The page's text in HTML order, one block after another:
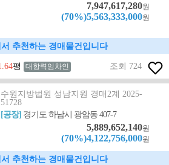
7,947,617,280원
(70%)5,563,333,000원
추천하는 경매물건입니다
평 대항력임차인 조회 724
수원지방법원 성남지원 경매2계 2025-
51728
[공장] 경기도 하남시 광암동 407-7
5,889,652,140원
(70%)4,122,756,000원
추천하는 경매물건입니다